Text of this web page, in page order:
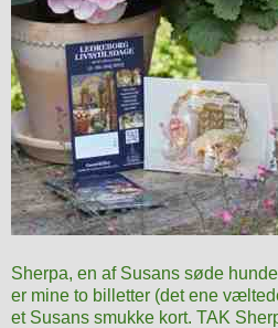
Sherpa, en af Susans søde
er mine to billetter (det ene
et Susans smukke kort. TAK